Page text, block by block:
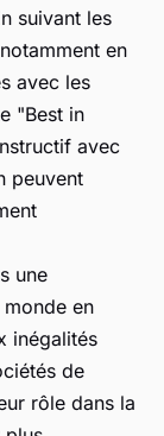
suivant les
en
avec les
"Best in
avec
peuvent
une
en
inégalités
de
rôle dans la